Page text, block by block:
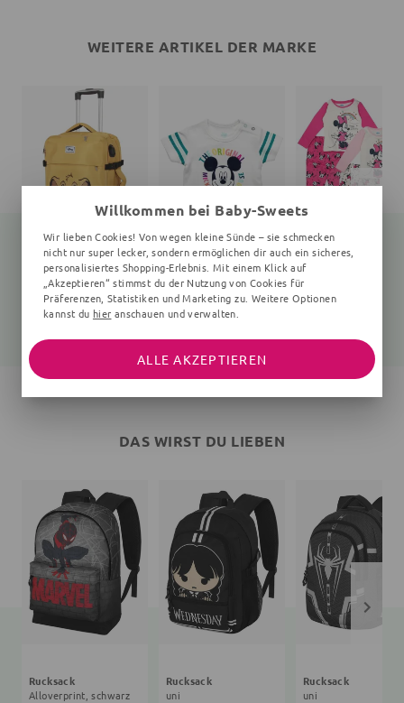
WEITERE ARTIKEL DER MARKE
Koffer König der Löwen
35x55x20 cm, gelb
T-Shirt Mickey Mouse
weiß
2 Teile
DAS WIRST DU LIEBEN
Rucksack
Alloverprint, schwarz
Rucksack
uni
Rucksack
uni
Willkommen bei Baby-Sweets
Wir lieben Cookies! Von wegen kleine Sünde – sie schmecken
nicht nur super lecker, sondern ermöglichen dir auch ein sicheres,
personalisiertes Shopping-Erlebnis. Mit einem Klick auf
„Akzeptieren“ stimmst du der Nutzung von Cookies für
Präferenzen, Statistiken und Marketing zu. Weitere Optionen
kannst du hier anschauen und verwalten.
ALLE AKZEPTIEREN